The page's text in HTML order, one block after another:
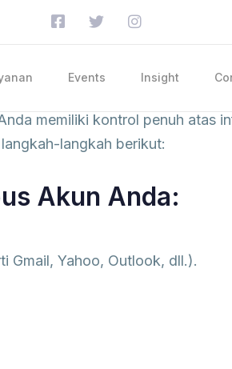
Events Insight
memiliki kontrol penuh atas
langkah berikut:
Akun Anda:
Gmail, Yahoo, Outlook, dll.).